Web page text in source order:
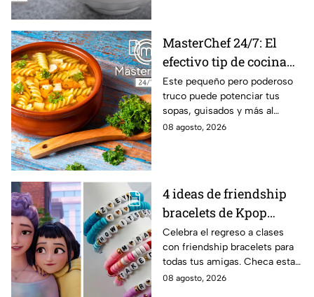
MasterChef 24/7: El
efectivo tip de cocina
de las abuelas para
darle sabor extra al
caldillo
Este pequeño pero poderoso
truco puede potenciar tus
sopas, guisados y más al
máximo.
08 agosto, 2026
4 ideas de friendship
bracelets de Kpop
Demon Hunters para
intercambiar con tus
mejores amigas este
regreso a clases
Celebra el regreso a clases
con friendship bracelets para
todas tus amigas. Checa estas
4 ideas inspiradas en Kpop
08 agosto, 2026